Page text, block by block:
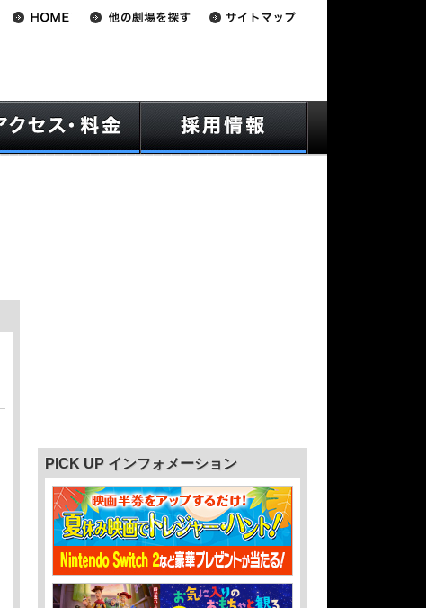
PICK UP インフォメーション